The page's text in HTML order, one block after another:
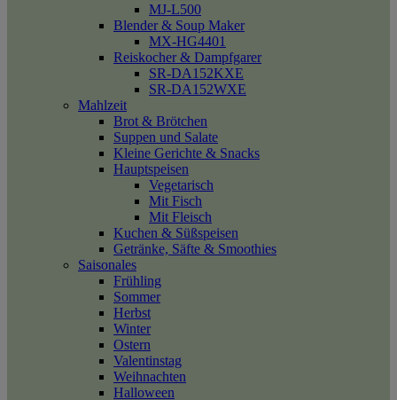
MJ-L500
Blender & Soup Maker
MX-HG4401
Reiskocher & Dampfgarer
SR-DA152KXE
SR-DA152WXE
Mahlzeit
Brot & Brötchen
Suppen und Salate
Kleine Gerichte & Snacks
Hauptspeisen
Vegetarisch
Mit Fisch
Mit Fleisch
Kuchen & Süßspeisen
Getränke, Säfte & Smoothies
Saisonales
Frühling
Sommer
Herbst
Winter
Ostern
Valentinstag
Weihnachten
Halloween